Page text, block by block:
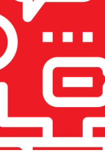
1500 ₽
1600 ₽
1000 ₽
1800 ₽